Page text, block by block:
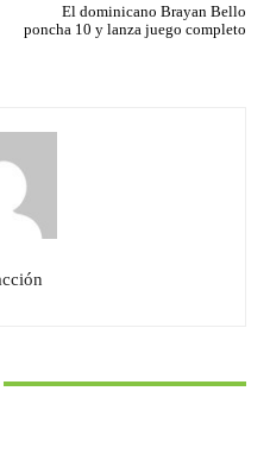
El dominicano Brayan Bello
poncha 10 y lanza juego completo